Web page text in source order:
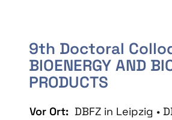
9th Doctoral
BIOENERGY AND
PRODUCTS
Vor Ort: DBFZ in Leipzig •